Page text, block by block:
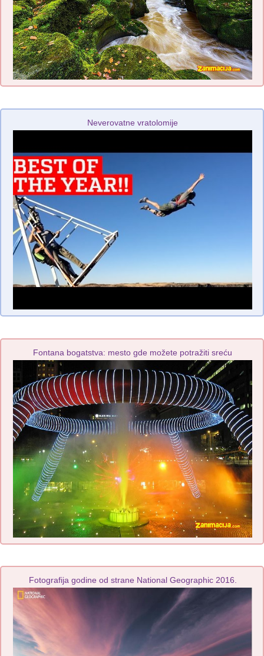
Neverovatne vratolomije
Fontana bogatstva: mesto gde možete potražiti sreću
Fotografija godine od strane National Geographic 2016.